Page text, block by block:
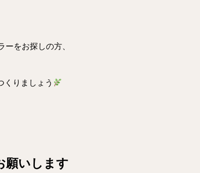
をお探しの方、
くりましょう
願いします